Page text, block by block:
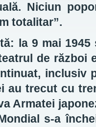
Niciun
totalitar”.
la 9 mai
de război
inclusiv
au trecut cu
Armatei
s-a